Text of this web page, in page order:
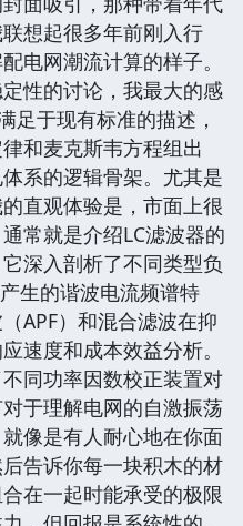
想起很多年前刚入行
电网潮流计算的样子。
性的讨论，我最大的感
足于现有标准的描述，
和麦克斯韦方程组出
系的逻辑骨架。尤其是
直观体验是，市面上很
常就是介绍LC滤波器的
深入剖析了不同类型负
生的谐波电流频谱特
APF）和混合滤波在抑
速度和成本效益分析。
同功率因数校正装置对
于理解电网的自激振荡
像是有人耐心地在你面
告诉你每一块积木的材
在一起时能承受的极限